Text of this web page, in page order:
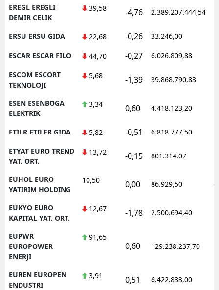
EREGL EREGLI
DEMIR CELIK
39,58 -4,76 2.389.207.444,54
ERSU ERSU GIDA 22,68 -0,26 33.246,00
ESCAR ESCAR FILO 44,70 -0,27 6.026.809,88
ESCOM ESCORT
TEKNOLOJI
5,68 -1,39 39.868.790,83
ESEN ESENBOGA
ELEKTRIK
3,34 0,60 4.418.123,20
ETILR ETILER GIDA 5,82 -0,51 6.818.777,50
ETYAT EURO TREND
YAT. ORT.
13,72 -0,15 801.314,07
EUHOL EURO
YATIRIM HOLDING
10,50 0,00 86.929,50
EUKYO EURO
KAPITAL YAT. ORT.
12,67 -1,78 2.500.694,40
EUPWR
EUROPOWER
ENERJI
91,65
0,60 129.238.237,70
EUREN EUROPEN
ENDUSTRI
3,91 0,51 6.422.833,00